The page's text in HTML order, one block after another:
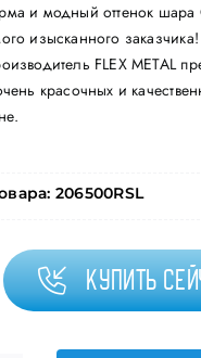
и модный оттенок шара
изысканного заказчика!
FLEX METAL
красочных и
206500RSL
Купить